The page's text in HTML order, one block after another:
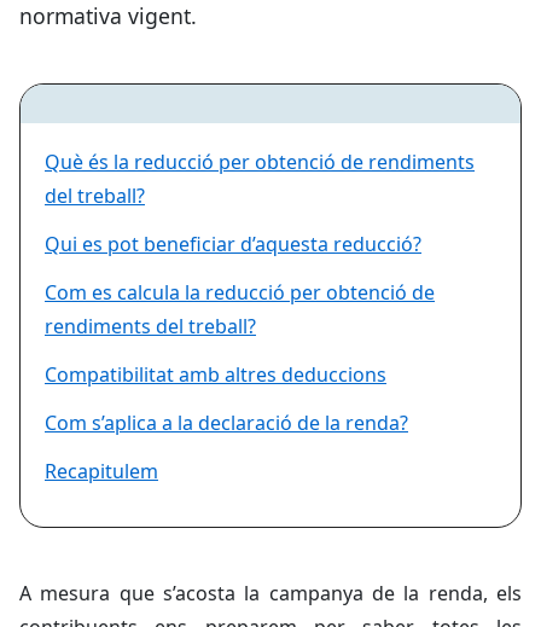
normativa vigent.
Què és la reducció per obtenció de rendiments
del treball?
Qui es pot beneficiar d’aquesta reducció?
Com es calcula la reducció per obtenció de
rendiments del treball?
Compatibilitat amb altres deduccions
Com s’aplica a la declaració de la renda?
Recapitulem
A mesura que s’acosta la campanya de la renda, els